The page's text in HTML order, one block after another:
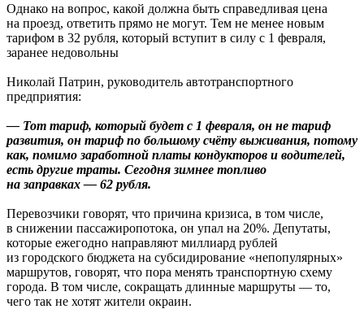
Однако на вопрос, какой должна быть справедливая цена
на проезд, ответить прямо не могут. Тем не менее новым
тарифом в 32 рубля, который вступит в силу с 1 февраля,
заранее недовольны
Николай Патрин, руководитель автотранспортного
предприятия:
— Тот тариф, который будет с 1 февраля, он не тариф
развития, он тариф по большому счёту выживания, потому
как, помимо заработной платы кондукторов и водителей,
есть другие траты. Сегодня зимнее топливо
на заправках — 62 рубля.
Перевозчики говорят, что причина кризиса, в том числе,
в снижении пассажиропотока, он упал на 20%. Депутаты,
которые ежегодно направляют миллиард рублей
из городского бюджета на субсидирование «непопулярных»
маршрутов, говорят, что пора менять транспортную схему
города. В том числе, сокращать длинные маршруты — то,
чего так не хотят жители окраин.